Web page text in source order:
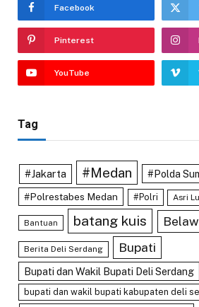
Facebook
Pinterest
YouTube
Tag
#Jakarta #Medan #Polda
#Polrestabes Medan #Polri Asri
Bantuan batang kuis
Berita Deli Serdang Bupati
Bupati dan Wakil Bupati Deli Serdang
bupati dan wakil bupati kabupaten deli